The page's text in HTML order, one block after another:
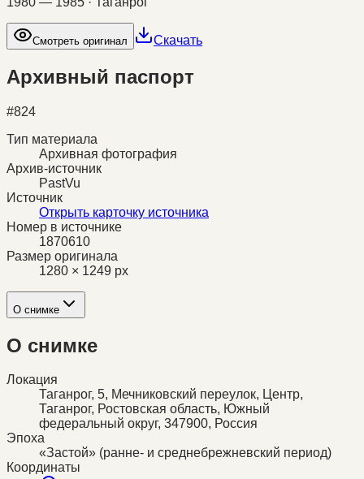
Смотреть оригинал Скачать
Архивный паспорт
#824
Тип материала
Архивная фотография
Архив-источник
PastVu
Источник
Открыть карточку источника
Номер в источнике
1870610
Размер оригинала
1280 × 1249 px
О снимке
О снимке
Локация
Таганрог, 5, Мечниковский переулок, Центр,
Таганрог, Ростовская область, Южный
федеральный округ, 347900, Россия
Эпоха
«Застой» (ранне- и среднебрежневский период)
Координаты